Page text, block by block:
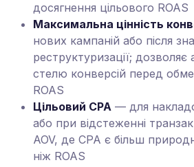
досягнення цільового ROAS
Максимальна цінність
нових кампаній або після
реструктуризації;
стелю конверсій перед
ROAS
Цільовий CPA — для
або при відстеженні
AOV, де CPA є більш
ніж ROAS